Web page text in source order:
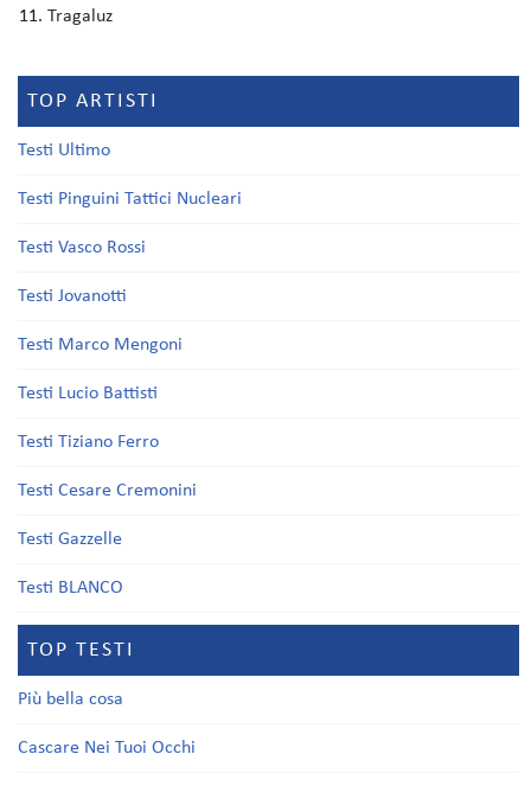
Tragaluz
TOP ARTISTI
Testi Ultimo
Testi Pinguini Tattici Nucleari
Testi Vasco Rossi
Testi Jovanotti
Testi Marco Mengoni
Testi Lucio Battisti
Testi Tiziano Ferro
Testi Cesare Cremonini
Testi Gazzelle
Testi BLANCO
TOP TESTI
Più bella cosa
Cascare Nei Tuoi Occhi